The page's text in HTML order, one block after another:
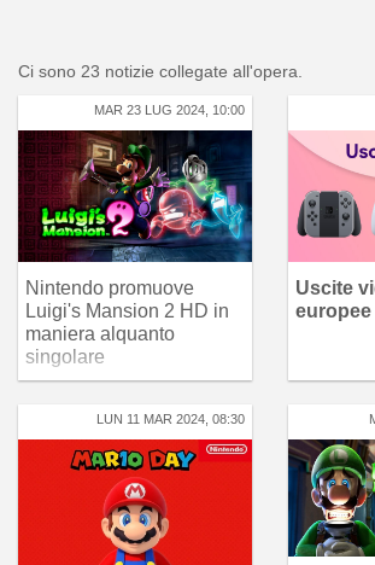
Ci sono 23 notizie collegate all'opera.
MAR 23 LUG 2024, 10:00
Nintendo promuove
Luigi's Mansion 2 HD in
maniera alquanto
singolare
Uscite
LUN 11 MAR 2024, 08:30